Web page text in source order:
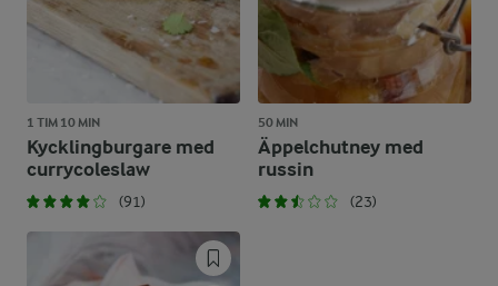
1 TIM 10 MIN
Kycklingburgare med
currycoleslaw
(91)
50 MIN
Äppelchutney med
russin
(23)